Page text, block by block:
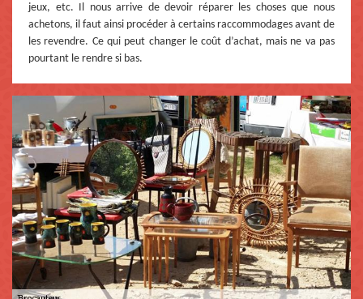
jeux, etc. Il nous arrive de devoir réparer les choses que nous
achetons, il faut ainsi procéder à certains raccommodages avant de
les revendre. Ce qui peut changer le coût d’achat, mais ne va pas
pourtant le rendre si bas.